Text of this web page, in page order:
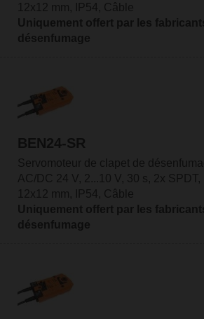
12x12 mm, IP54, Câble
Uniquement offert par les
désenfumage
BEN24-SR
Servomoteur de clapet de
AC/DC 24 V, 2...10 V, 30 s, 2x
12x12 mm, IP54, Câble
Uniquement offert par les
désenfumage